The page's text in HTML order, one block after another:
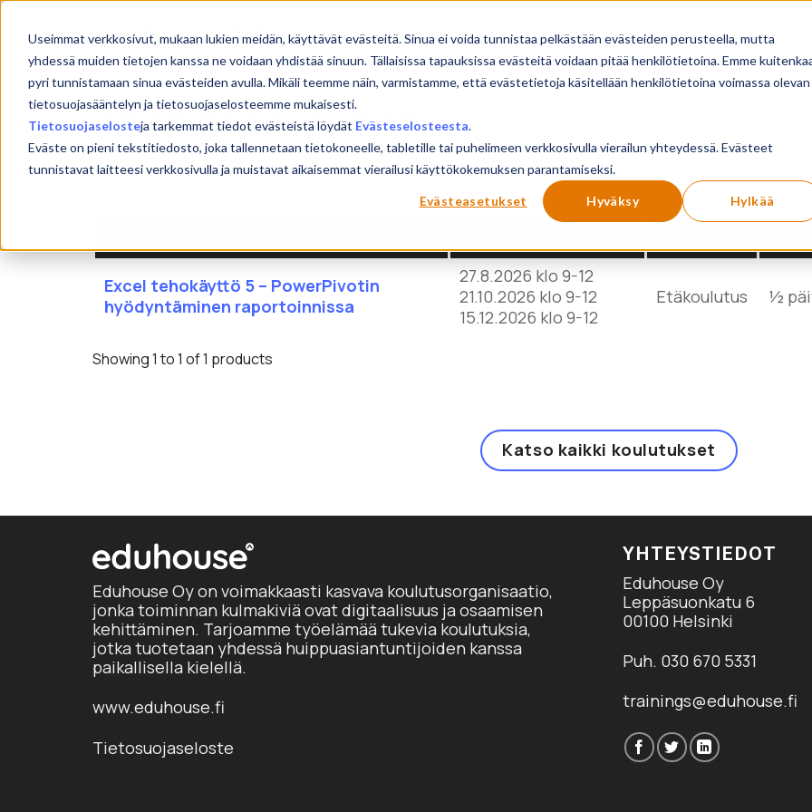
Useimmat verkkosivut, mukaan lukien meidän, käyttävät evästeitä. Sinua ei voida tunnistaa pelkästään evästeiden perusteella, mutta
yhdessä muiden tietojen kanssa ne voidaan yhdistää sinuun. Tällaisissa tapauksissa evästeitä voidaan pitää henkilötietoina. Emme
pyri tunnistamaan sinua evästeiden avulla. Mikäli teemme näin, varmistamme, että evästetietoja käsitellään henkilötietoina voimassa olevan
tietosuojasääntelyn ja tietosuojaselosteemme mukaisesti.
Tietosuojaselosteja tarkemmat tiedot evästeistä löydät Evästeselosteesta.
Eväste on pieni tekstitiedosto, joka tallennetaan tietokoneelle, tabletille tai puhelimeen verkkosivulla vierailun yhteydessä. Evästeet
tunnistavat laitteesi verkkosivulla ja muistavat aikaisemmat vierailusi käyttökokemuksen parantamiseksi.
Evästeasetukset Hyväksy Hylkää
Skip
content
Etusivu Koulutukset
15.12.2026 klo 9-12
Show products
Excel tehokäyttö 5 – PowerPivotin
hyödyntäminen raportoinnissa
27.8.2026 klo 9-12
21.10.2026 klo 9-12
15.12.2026 klo 9-12
Etäkoulutus ½
Showing 1 to 1 of 1 products
Katso kaikki koulutukset
Eduhouse Oy on voimakkaasti kasvava koulutusorganisaatio,
jonka toiminnan kulmakiviä ovat digitaalisuus ja osaamisen
kehittäminen. Tarjoamme työelämää tukevia koulutuksia,
jotka tuotetaan yhdessä huippuasiantuntijoiden kanssa
paikallisella kielellä.
www.eduhouse.fi
Tietosuojaseloste
YHTEYSTIEDOT
Eduhouse Oy
Leppäsuonkatu 6
00100 Helsinki
Puh. 030 670 5331
trainings@eduhouse.fi